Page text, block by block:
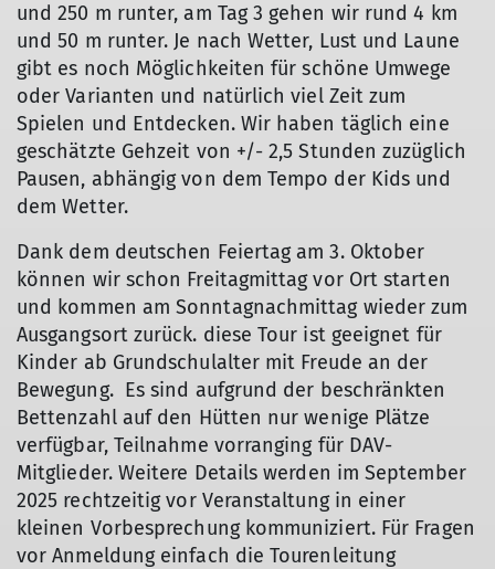
und 250 m runter, am Tag 3 gehen wir rund 4 km
und 50 m runter. Je nach Wetter, Lust und Laune
gibt es noch Möglichkeiten für schöne Umwege
oder Varianten und natürlich viel Zeit zum
Spielen und Entdecken. Wir haben täglich eine
geschätzte Gehzeit von +/- 2,5 Stunden zuzüglich
Pausen, abhängig von dem Tempo der Kids und
dem Wetter.
Dank dem deutschen Feiertag am 3. Oktober
können wir schon Freitagmittag vor Ort starten
und kommen am Sonntagnachmittag wieder zum
Ausgangsort zurück. diese Tour ist geeignet für
Kinder ab Grundschulalter mit Freude an der
Bewegung. Es sind aufgrund der beschränkten
Bettenzahl auf den Hütten nur wenige Plätze
verfügbar, Teilnahme vorranging für DAV-
Mitglieder. Weitere Details werden im September
2025 rechtzeitig vor Veranstaltung in einer
kleinen Vorbesprechung kommuniziert. Für Fragen
vor Anmeldung einfach die Tourenleitung